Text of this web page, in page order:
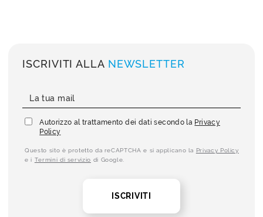
ISCRIVITI ALLA NEWSLETTER
Autorizzo al trattamento dei dati secondo la Privacy
Policy
Questo sito è protetto da reCAPTCHA e si applicano la Privacy Policy
e i Termini di servizio di Google.
ISCRIVITI